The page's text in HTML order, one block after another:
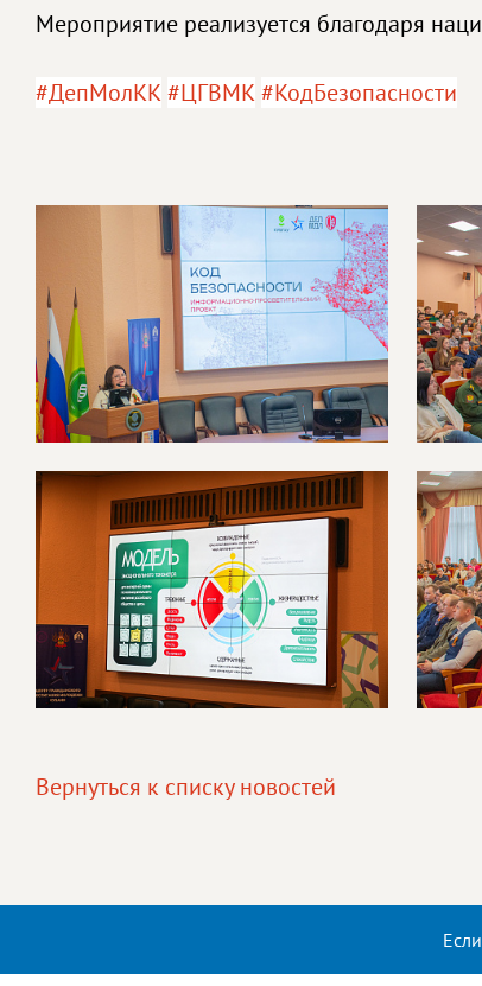
Мероприятие реализуется благодаря
#ДепМолКК#ЦГВМК#КодБезопасности
Вернуться к списку новостей